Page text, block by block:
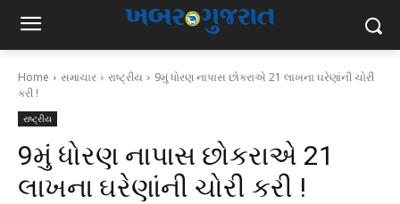
Home સમાચાર રાષ્ટ્રીય
9મું ધોરણ નાપાસ છોકરાએ 21 લાખના ઘરેણાંની ચોરી
કરી !
રાષ્ટ્રીય
9મું ધોરણ નાપાસ છોકરાએ 21
લાખના ઘરેણાંની ચોરી કરી !